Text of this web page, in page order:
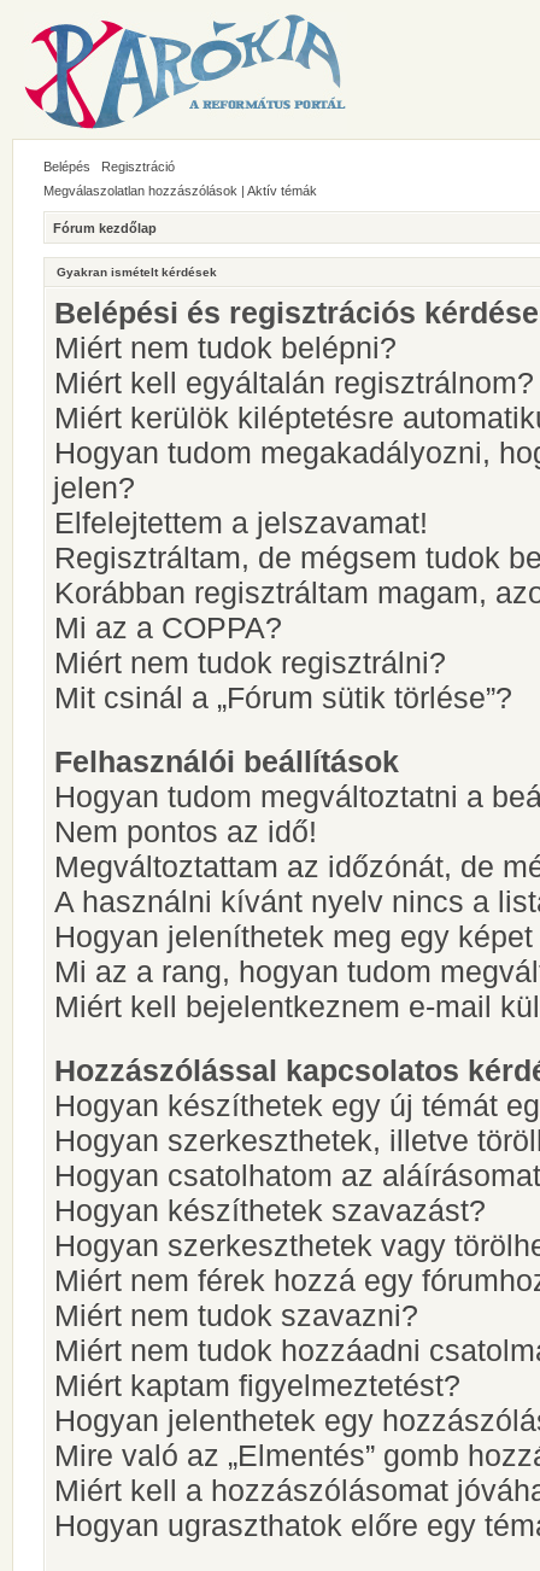
Belépés
Regisztráció
Megválaszolatlan hozzászólások | Aktív témák
Fórum kezdőlap
Gyakran ismételt kérdések
Belépési és regisztrációs
Miért nem tudok belépni?
Miért kell egyáltalán regisztrálnom?
Miért kerülök kiléptetésre
Hogyan tudom megakadályozni,
jelen?
Elfelejtettem a jelszavamat!
Regisztráltam, de mégsem tudok
Korábban regisztráltam magam,
Mi az a COPPA?
Miért nem tudok regisztrálni?
Mit csinál a „Fórum sütik törlése”?
Felhasználói beállítások
Hogyan tudom megváltoztatni a
Nem pontos az idő!
Megváltoztattam az időzónát, de
A használni kívánt nyelv nincs a
Hogyan jeleníthetek meg egy
Mi az a rang, hogyan tudom
Miért kell bejelentkeznem e-mail
Hozzászólással kapcsolatos
Hogyan készíthetek egy új témát
Hogyan szerkeszthetek, illetve
Hogyan csatolhatom az
Hogyan készíthetek szavazást?
Hogyan szerkeszthetek vagy
Miért nem férek hozzá egy
Miért nem tudok szavazni?
Miért nem tudok hozzáadni
Miért kaptam figyelmeztetést?
Hogyan jelenthetek egy
Mire való az „Elmentés” gomb
Miért kell a hozzászólásomat
Hogyan ugraszthatok előre egy